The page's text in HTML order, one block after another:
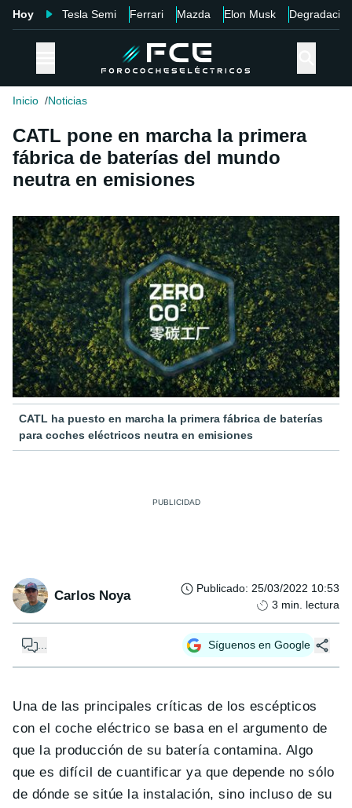
Hoy Tesla Semi Ferrari Mazda Elon Musk Degradación
Inicio Noticias
CATL pone en marcha la primera
fábrica de baterías del mundo
neutra en emisiones
CATL ha puesto en marcha la primera fábrica de baterías
para coches eléctricos neutra en emisiones
Carlos Noya Publicado: 25/03/2022 10:53
3 min. lectura
... Síguenos en Google
Una de las principales críticas de los escépticos
con el coche eléctrico se basa en el argumento de
que la producción de su batería contamina. Algo
que es difícil de cuantificar ya que depende no sólo
de dónde se sitúe la instalación, sino incluso de su